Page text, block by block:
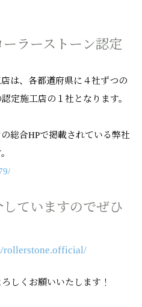
ラーストーン認定
は、各都道府県に４社ずつの
定施工店の１社となります。
総合HPで掲載されている弊社
していますのでぜひ
rollerstone.official/
しくお願いいたします！